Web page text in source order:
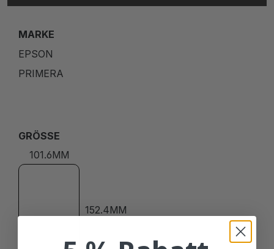
MARKE
EPSON
PRIMERA
GRÖSSE
101.6MM
152.4MM